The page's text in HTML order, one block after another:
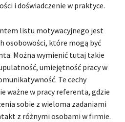
i doświadczenie w praktyce.
listu motywacyjnego jest
osobowości, które mogą być
Można wymienić tutaj takie
umiejętność pracy w
Te cechy
ważne w pracy referenta, gdzie
sobie z wieloma zadaniami
z różnymi osobami w firmie.